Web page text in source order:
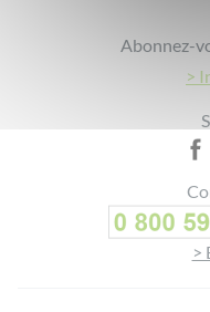
Abonnez-
>
>